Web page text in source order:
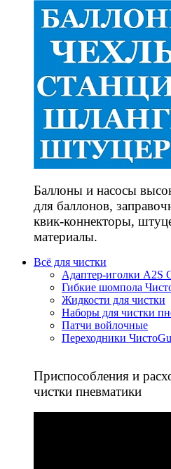
Баллоны и насосы
для баллонов,
квик-коннекторы,
материалы.
Всё для чистки
Адаптер-иголки A2S
Гибкие шомпола
Жидкости для чистки
Наборы для чистки
Патчи войлочные
Переходники
Приспособления и
чистки пневматики